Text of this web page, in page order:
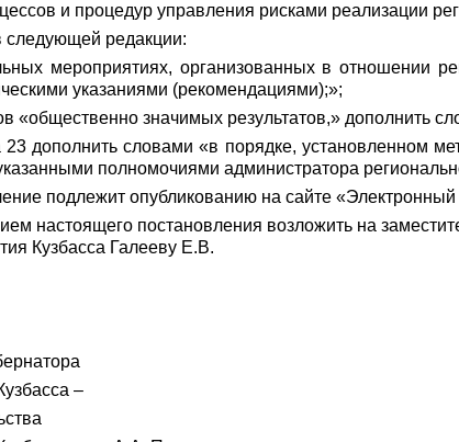
и процедур управления рисками реализации
следующей редакции:
мероприятиях, организованных в отношении
указаниями (рекомендациями);»;
«общественно значимых результатов,» дополнить
23 дополнить словами «в порядке, установленном
полномочиями администратора
подлежит опубликованию на сайте
настоящего постановления возложить на
Кузбасса Галееву Е.В.
–